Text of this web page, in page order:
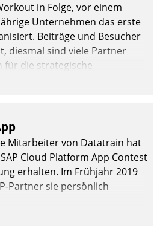
in Folge, vor einem
Unternehmen das erste
Beiträge und Besucher
diesmal sind viele Partner
für die strategische
Mitarbeiter von Datatrain hat
Cloud Platform App Contest
erhalten. Im Frühjahr 2019
Partner sie persönlich